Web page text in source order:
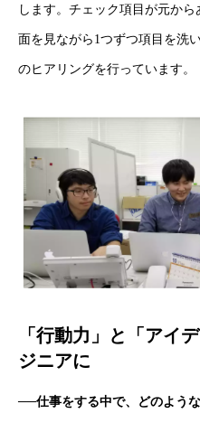
採用トップ
します。チェック項目が元か
面を見ながら1つずつ項目を洗
のヒアリングを行っています。
「行動力」と「アイ
ジニアに
──仕事をする中で、どのよう